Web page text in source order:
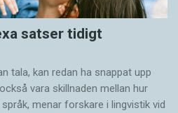
satser tidigt
tala, kan redan ha snappat upp
vara skillnaden mellan hur
menar forskare i lingvistik vid